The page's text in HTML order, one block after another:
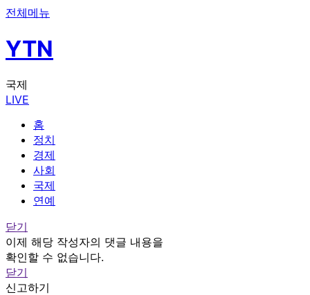
전체메뉴
YTN
국제
LIVE
홈
정치
경제
사회
국제
연예
닫기
이제 해당 작성자의 댓글 내용을
확인할 수 없습니다.
닫기
신고하기